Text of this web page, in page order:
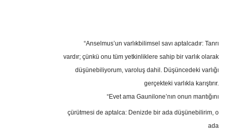
“Anselmus’un varlıkbilimsel savı aptalcadır: Tanrı
vardır; çünkü onu tüm yetkinliklere sahip bir varlık olarak
düşünebiliyorum, varoluş dahil. Düşüncedeki varlığı
gerçekteki varlıkla karıştırır.
“Evet ama Gaunilone’nın onun mantığını
çürütmesi de aptalca: Denizde bir ada düşünebilirim, o
ada